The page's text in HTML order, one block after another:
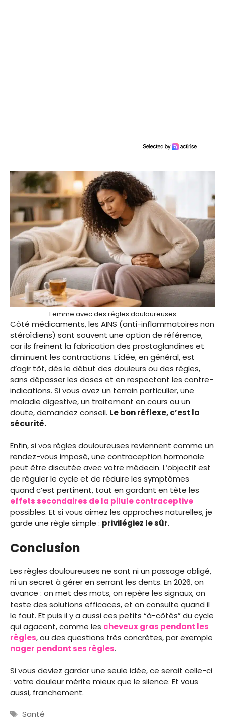
Femme avec des régles douloureuses
Côté médicaments, les AINS (anti-inflammatoires non
stéroïdiens) sont souvent une option de référence,
car ils freinent la fabrication des prostaglandines et
diminuent les contractions. L’idée, en général, est
d’agir tôt, dès le début des douleurs ou des règles,
sans dépasser les doses et en respectant les contre-
indications. Si vous avez un terrain particulier, une
maladie digestive, un traitement en cours ou un
doute, demandez conseil. Le bon réflexe, c’est la
sécurité.
Enfin, si vos règles douloureuses reviennent comme un
rendez-vous imposé, une contraception hormonale
peut être discutée avec votre médecin. L’objectif est
de réguler le cycle et de réduire les symptômes
quand c’est pertinent, tout en gardant en tête les
effets secondaires de la pilule contraceptive
possibles. Et si vous aimez les approches naturelles, je
garde une règle simple : privilégiez le sûr.
Conclusion
Les règles douloureuses ne sont ni un passage obligé,
ni un secret à gérer en serrant les dents. En 2026, on
avance : on met des mots, on repère les signaux, on
teste des solutions efficaces, et on consulte quand il
le faut. Et puis il y a aussi ces petits “à-côtés” du cycle
qui agacent, comme les cheveux gras pendant les
règles, ou des questions très concrètes, par exemple
nager pendant ses règles.
Si vous deviez garder une seule idée, ce serait celle-ci
: votre douleur mérite mieux que le silence. Et vous
aussi, franchement.
Étiquettes
Santé